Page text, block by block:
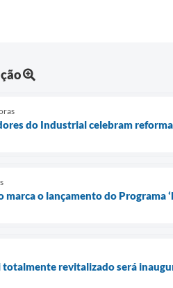
do Industrial celebram
marca o lançamento do Programa
totalmente revitalizado será